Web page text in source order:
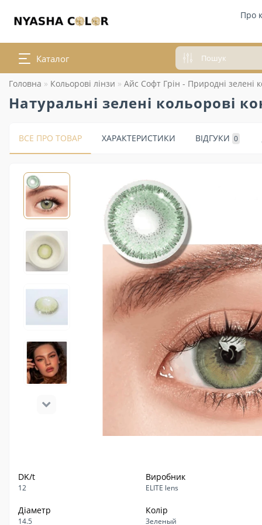
Про
Каталог
Головна Кольорові лінзи Айс Софт Грін - Природні зелені
Натуральні зелені кольорові
ВСЕ ПРО ТОВАР ХАРАКТЕРИСТИКИ ВІДГУКИ 0
DK/t
12
Виробник
ELITE lens
Діаметр
14.5
Колір
Зеленый